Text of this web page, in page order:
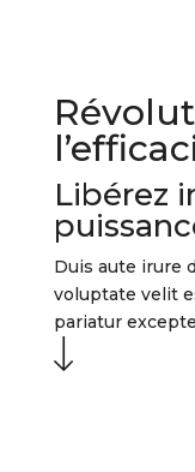
Libérez
Duis aute irure
voluptate velit
pariatur